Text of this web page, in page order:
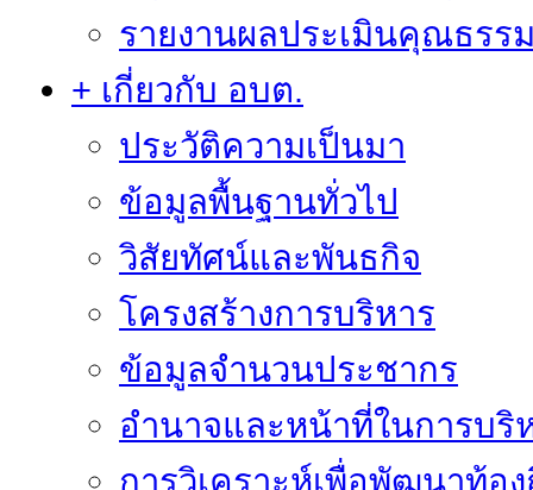
รายงานผลประเมินคุณธรร
+ เกี่ยวกับ อบต.
ประวัติความเป็นมา
ข้อมูลพื้นฐานทั่วไป
วิสัยทัศน์และพันธกิจ
โครงสร้างการบริหาร
ข้อมูลจำนวนประชากร
อำนาจและหน้าที่ในการบริ
การวิเคราะห์เพื่อพัฒนาท้อ